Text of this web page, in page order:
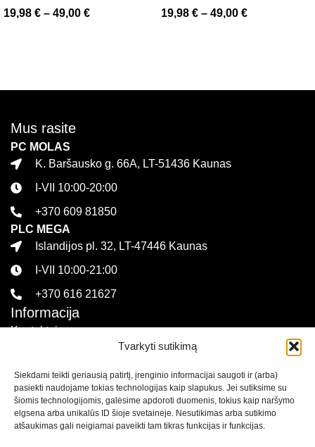
Tvarkyti sutikimą
Siekdami teikti geriausią patirtį, įrenginio informacijai saugoti ir (arba)
pasiekti naudojame tokias technologijas kaip slapukus. Jei sutiksime su
šiomis technologijomis, galėsime apdoroti duomenis, tokius kaip naršymo
elgsena arba unikalūs ID šioje svetainėje. Nesutikimas arba sutikimo
atšaukimas gali neigiamai paveikti tam tikras funkcijas ir funkcijas.
19,98 € – 49,00 € 19,98 € – 49,00 €
Mus rasite
PC MOLAS
K. Baršausko g. 66A, LT-51436 Kaunas
I-VII 10:00-20:00
+370 609 81850
PLC MEGA
Islandijos pl. 32, LT-47446 Kaunas
I-VII 10:00-21:00
+370 616 21627
Informacija
Kontaktai
Pirkimo sąlygos ir taisyklės
Privatumo politika
Sekite mus